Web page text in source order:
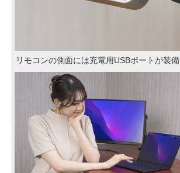
リモコンの側面には充電用USBポートが装備